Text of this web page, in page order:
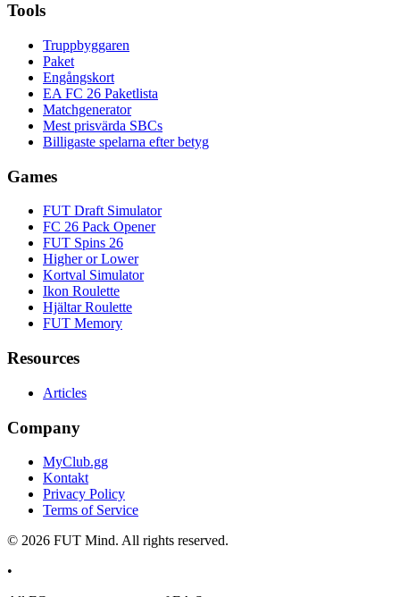
Tools
Truppbyggaren
Paket
Engångskort
EA FC 26 Paketlista
Matchgenerator
Mest prisvärda SBCs
Billigaste spelarna efter betyg
Games
FUT Draft Simulator
FC 26 Pack Opener
FUT Spins 26
Higher or Lower
Kortval Simulator
Ikon Roulette
Hjältar Roulette
FUT Memory
Resources
Articles
Company
MyClub.gg
Kontakt
Privacy Policy
Terms of Service
© 2026 FUT Mind. All rights reserved.
•